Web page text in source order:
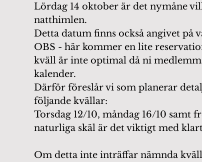
Lördag 14 oktober är det nymåne
natthimlen.
Detta datum finns också angivet på
OBS - här kommer en lite
kväll är inte optimal då ni
kalender.
Därför föreslår vi som planerar
följande kvällar:
Torsdag 12/10, måndag 16/10 samt
naturliga skäl är det viktigt med
Om detta inte inträffar nämnda